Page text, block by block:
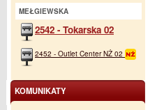
MEŁGIEWSKA
2542 - Tokarska 02
2452 - Outlet Center NŻ 02
KOMUNIKATY